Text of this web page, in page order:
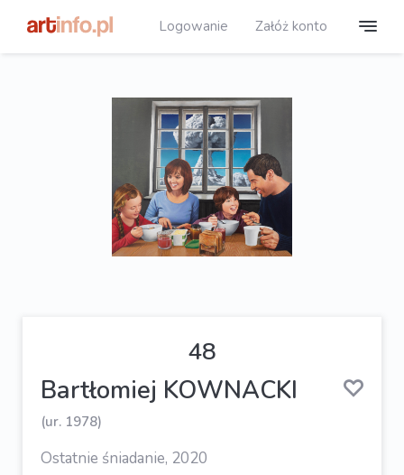
Logowanie Załóż konto
48
Bartłomiej KOWNACKI
(ur. 1978)
Ostatnie śniadanie, 2020